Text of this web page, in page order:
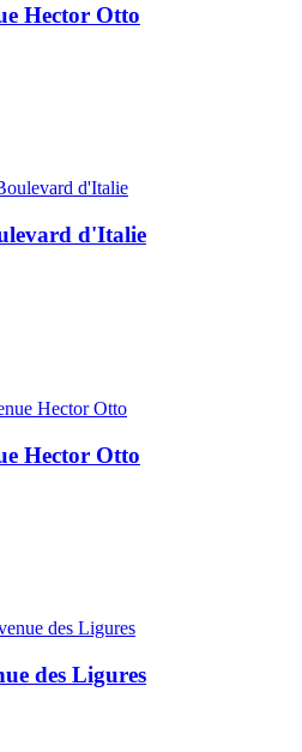
Hector Otto
d'Italie
Hector Otto
des Ligures